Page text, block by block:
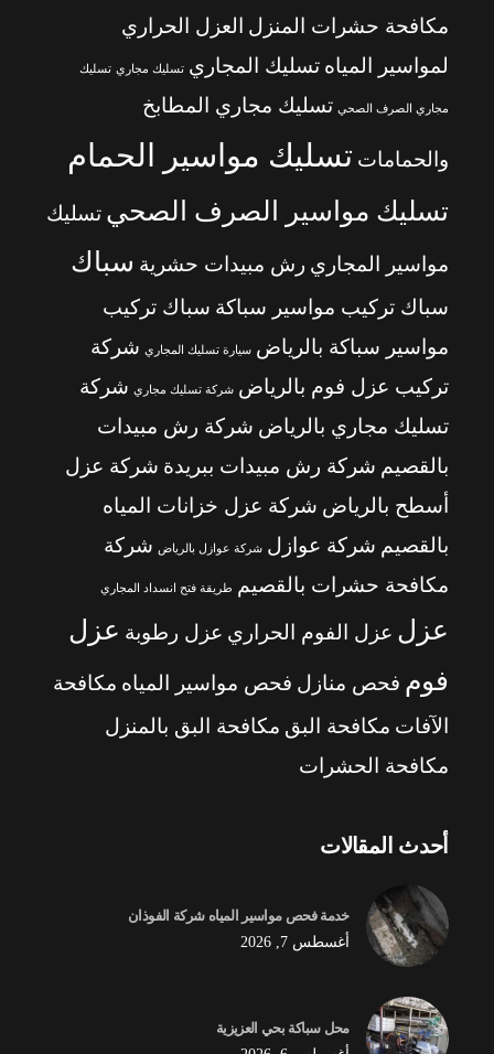
مكافحة حشرات المنزل العزل الحراري
لمواسير المياه تسليك المجاري تسليك مجاري تسليك
مجاري الصرف الصحي تسليك مجاري المطابخ
والحمامات تسليك مواسير الحمام
تسليك مواسير الصرف الصحي تسليك
مواسير المجاري رش مبيدات حشرية سباك
سباك تركيب مواسير سباكة سباك تركيب
مواسير سباكة بالرياض سيارة تسليك المجاري شركة
تركيب عزل فوم بالرياض شركة تسليك مجاري شركة
تسليك مجاري بالرياض شركة رش مبيدات
بالقصيم شركة رش مبيدات ببريدة شركة عزل
أسطح بالرياض شركة عزل خزانات المياه
بالقصيم شركة عوازل شركة عوازل بالرياض شركة
مكافحة حشرات بالقصيم
طريقة فتح انسداد المجاري
عزل عزل الفوم الحراري عزل رطوبة عزل
فوم فحص منازل فحص مواسير المياه مكافحة
الآفات مكافحة البق مكافحة البق بالمنزل
مكافحة الحشرات
أحدث المقالات
خدمة فحص مواسير المياه شركة الفوذان
أغسطس 7, 2026
محل سباكة بحي العزيزية